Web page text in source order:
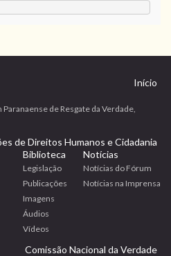
Início
de Resgate da Verdade,
de Direitos Humanos e Cidadania
Biblioteca
Legislação
Publicações
Imagens
Áudios
Vídeos
Notícias
Notícias do Fórum
Notícias na Imprensa
Comissão Nacional da Verdade